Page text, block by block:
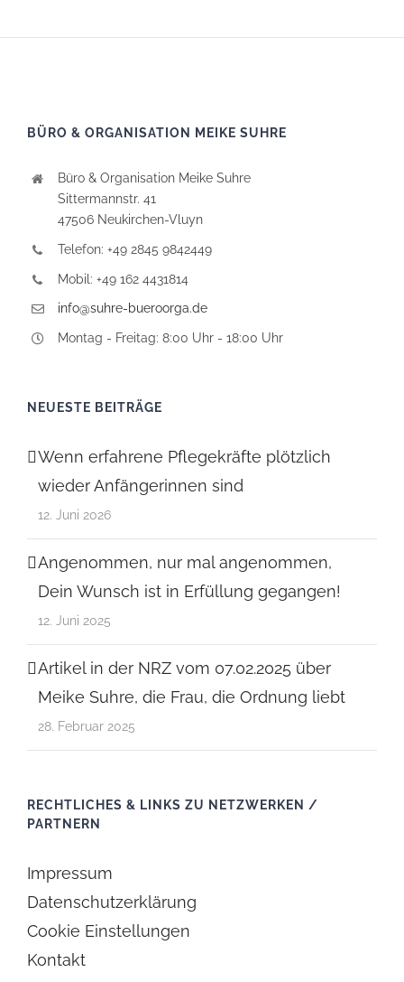
BÜRO & ORGANISATION MEIKE SUHRE
Büro & Organisation Meike Suhre
Sittermannstr. 41
47506 Neukirchen-Vluyn
Telefon: +49 2845 9842449
Mobil: +49 162 4431814
info@suhre-bueroorga.de
Montag - Freitag: 8:00 Uhr - 18:00 Uhr
NEUESTE BEITRÄGE
Wenn erfahrene Pflegekräfte plötzlich
wieder Anfängerinnen sind
12. Juni 2026
Angenommen, nur mal angenommen,
Dein Wunsch ist in Erfüllung gegangen!
12. Juni 2025
Artikel in der NRZ vom 07.02.2025 über
Meike Suhre, die Frau, die Ordnung liebt
28. Februar 2025
RECHTLICHES & LINKS ZU NETZWERKEN /
PARTNERN
Impressum
Datenschutzerklärung
Cookie Einstellungen
Kontakt